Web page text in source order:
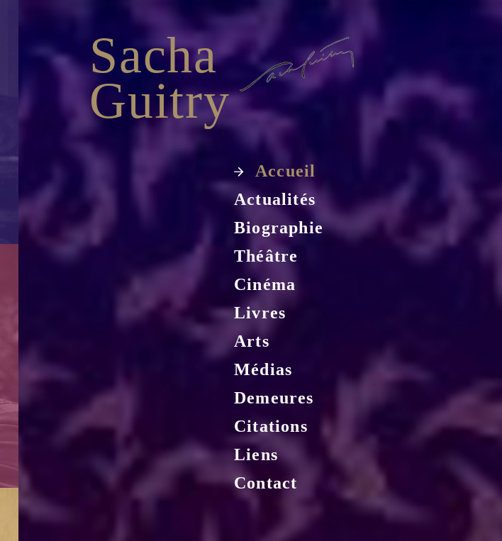
Sacha
Guitry
Accueil
Actualités
Biographie
Théâtre
Cinéma
Livres
Arts
Médias
Demeures
Citations
Liens
Contact